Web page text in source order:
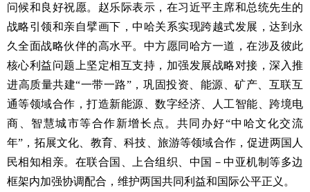
问候和良好祝愿。赵乐际表示，在习近平主席和总统先生的
战略引领和亲自擘画下，中哈关系实现跨越式发展，达到永
久全面战略伙伴的高水平。中方愿同哈方一道，在涉及彼此
核心利益问题上坚定相互支持，加强发展战略对接，深入推
进高质量共建“一带一路”，巩固投资、能源、矿产、互联互
通等领域合作，打造新能源、数字经济、人工智能、跨境电
商、智慧城市等合作新增长点。共同办好“中哈文化交流
年”，拓展文化、教育、科技、旅游等领域合作，促进两国人
民相知相亲。在联合国、上合组织、中国－中亚机制等多边
框架内加强协调配合，维护两国共同利益和国际公平正义。